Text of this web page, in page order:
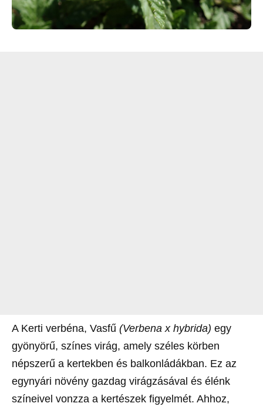
A Kerti verbéna, Vasfű (Verbena x hybrida) egy
gyönyörű, színes virág, amely széles körben
népszerű a kertekben és balkonládákban. Ez az
egynyári növény gazdag virágzásával és élénk
színeivel vonzza a kertészek figyelmét. Ahhoz,